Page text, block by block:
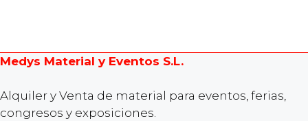
Medys Material y Eventos S.L.
Alquiler y Venta de material para eventos, ferias,
congresos y exposiciones.